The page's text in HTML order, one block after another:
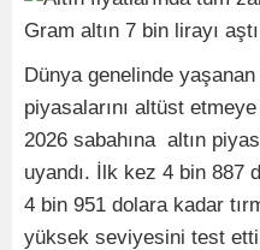
Dünya genelinde
piyasalarını altüst
2026 sabahına altın
uyandı. İlk kez 4 bin 887
4 bin 951 dolara kadar
yüksek seviyesini test